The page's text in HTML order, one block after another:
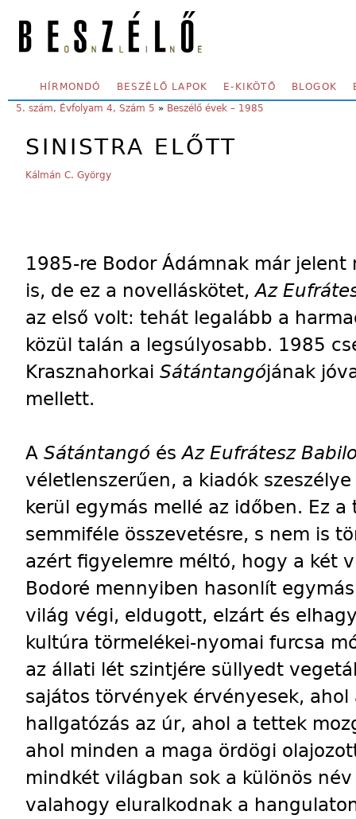
SECONDARY MENU
HÍRMONDÓ BESZÉLŐ LAPOK E-KIKÖTŐ BLOGOK
YOU ARE HERE:
5. szám, Évfolyam 4, Szám 5 » Beszélő évek – 1985
SINISTRA ELŐTT
Kálmán C. György
1985-re Bodor Ádámnak már
is, de ez a novelláskötet,Az
az első volt: tehát legalább a
közül talán a legsúlyosabb. 1985
Krasznahorkai Sátántangójának
mellett.
A Sátántangó és Az Eufrátesz
véletlenszerűen, a kiadók
kerül egymás mellé az időben. Ez
semmiféle összevetésre, s nem is
azért figyelemre méltó, hogy a két
Bodoré mennyiben hasonlít
világ végi, eldugott, elzárt és
kultúra törmelékei-nyomai furcsa
az állati lét szintjére süllyedt
sajátos törvények érvényesek,
hallgatózás az úr, ahol a tettek
ahol minden a maga ördögi
mindkét világban sok a különös
valahogy eluralkodnak a